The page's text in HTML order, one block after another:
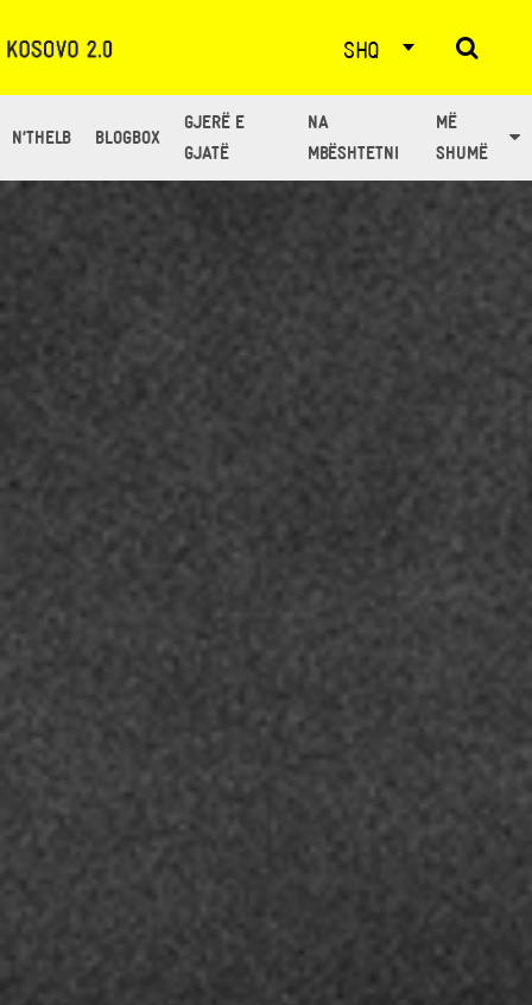
SHQ
N’THELB BLOGBOX
GJERË E
GJATË
NA
MBËSHTETNI
MË
SHUMË